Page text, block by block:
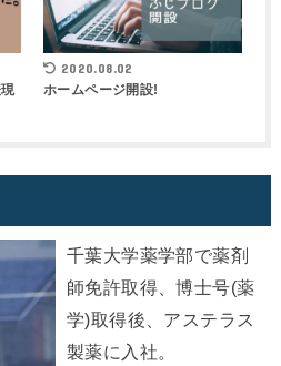
2020.08.02
ホームページ開設!
千葉大学薬学部で薬剤
師免許取得、博士号(薬
学)取得後、アステラス
製薬に入社。